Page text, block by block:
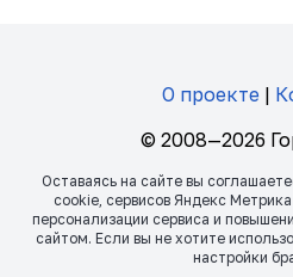
О проекте |
© 2008—2026
Оставаясь на сайте вы
сookie, сервисов Яндекс
персонализации сервиса и
сайтом. Если вы не хотите
настройки